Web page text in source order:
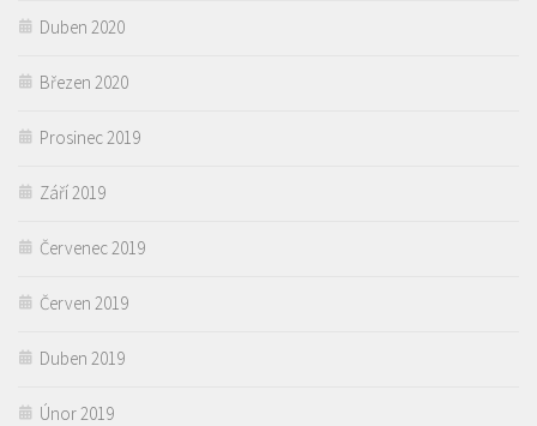
Duben 2020
Březen 2020
Prosinec 2019
Září 2019
Červenec 2019
Červen 2019
Duben 2019
Únor 2019